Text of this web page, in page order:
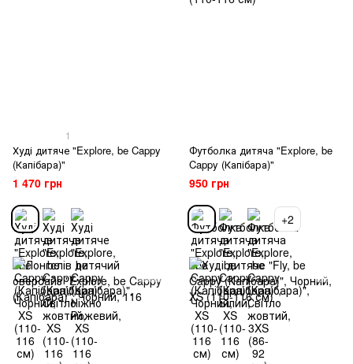
1
Худі дитяче "Explore, be Cappy
(Капібара)"
1 470 грн
Футболка дитяча "Explore, be
Cappy (Капібара)"
950 грн
+2